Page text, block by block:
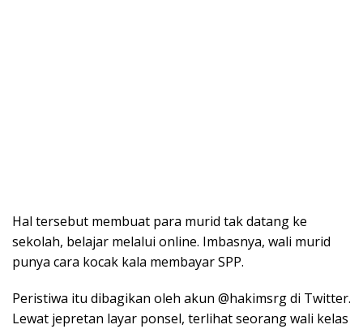
Hal tersebut membuat para murid tak datang ke
sekolah, belajar melalui online. Imbasnya, wali murid
punya cara kocak kala membayar SPP.
Peristiwa itu dibagikan oleh akun @hakimsrg di Twitter.
Lewat jepretan layar ponsel, terlihat seorang wali kelas